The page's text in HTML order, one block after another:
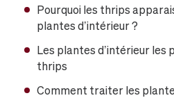
Pourquoi les thrips
plantes d’intérieur ?
Les plantes d’intérieur les
thrips
Comment traiter les